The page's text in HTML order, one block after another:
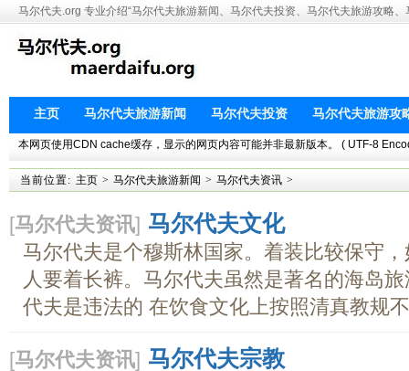
马尔代夫.org 专业介绍“马尔代夫旅游新闻、马尔代夫投资、马尔代夫旅游攻略
主页 马尔代夫旅游新闻 马尔代夫投资 马尔代夫旅游攻
本网页使用CDN cache缓存，显示的网页内容可能并非最新版本。 ( UTF-8
当前位置: 主页 > 马尔代夫旅游新闻 > 马尔代夫资讯 >
[马尔代夫资讯] 马尔代夫文化
马尔代夫是个穆斯林国家。着装比较保守
人要着长裤。马尔代夫虽然是著名的海岛
代夫是违法的 在饮食文化上按照清真教规
[马尔代夫资讯] 马尔代夫宗教